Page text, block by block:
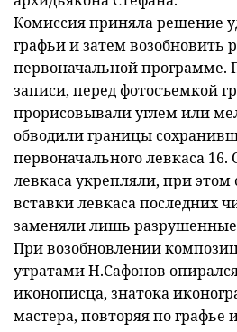
Комиссия приняла решение
графьи и затем возобновить
первоначальной программе.
записи, перед фотосъемкой
прорисовывали углем или
обводили границы
первоначального левкаса 16.
левкаса укрепляли, при
вставки левкаса последних
заменяли лишь разрушенные
При возобновлении
утратами Н.Сафонов
иконописца, знатока
мастера, повторяя по графье